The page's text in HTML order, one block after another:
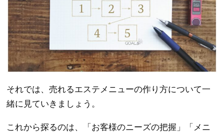
それでは、売れるエステメニューの作り方について一
緒に見ていきましょう。
これから探るのは、「お客様のニーズの把握」「メニ